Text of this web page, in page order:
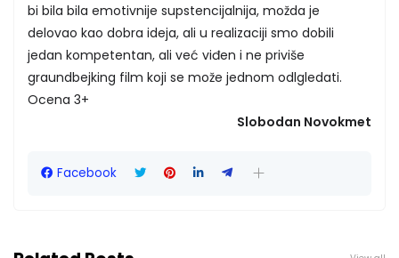
bi bila bila emotivnije supstencijalnija, možda je
delovao kao dobra ideja, ali u realizaciji smo dobili
jedan kompetentan, ali već viđen i ne priviše
graundbejking film koji se može jednom odlgledati.
Ocena 3+
Slobodan Novokmet
Facebook